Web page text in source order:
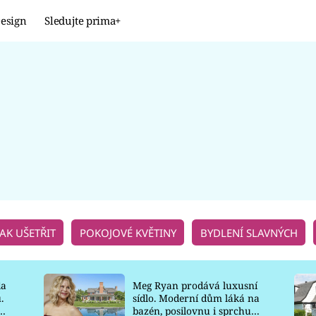
Sledujte prima+
UŠETŘIT POKOJOVÉ KVĚTINY BYDLENÍ SLAVNÝCH
Meg Ryan prodává luxusní
sídlo. Moderní dům láká na
bazén, posilovnu i sprchu